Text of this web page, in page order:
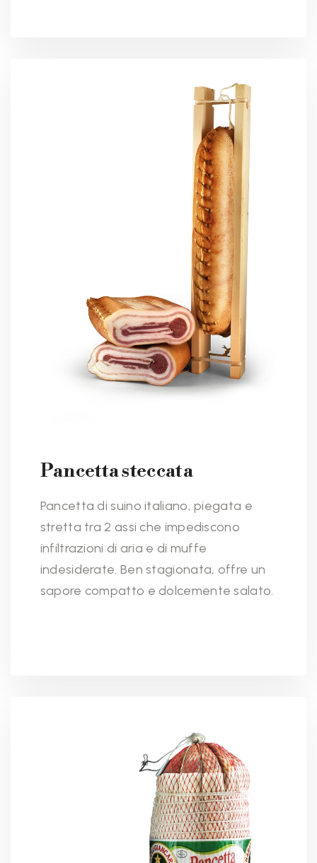
Pancetta steccata
Pancetta di suino italiano, piegata e
stretta tra 2 assi che impediscono
infiltrazioni di aria e di muffe
indesiderate. Ben stagionata, offre un
sapore compatto e dolcemente salato.